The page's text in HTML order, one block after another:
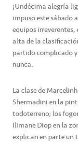
¡Undécima alegría
impuso este sábado
equipos
alta de la
partido complicado
nunca.
La clase de
Shermadini en la
todoterreno; los
Ilimane Diop en la
explican en parte un